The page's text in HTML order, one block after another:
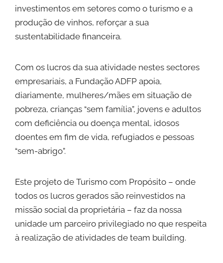
investimentos em setores como o turismo e a
produção de vinhos, reforçar a sua
sustentabilidade financeira.
Com os lucros da sua atividade nestes sectores
empresariais, a Fundação ADFP apoia,
diariamente, mulheres/mães em situação de
pobreza, crianças “sem família”, jovens e adultos
com deficiência ou doença mental, idosos
doentes em fim de vida, refugiados e pessoas
“sem-abrigo”.
Este projeto de Turismo com Propósito – onde
todos os lucros gerados são reinvestidos na
missão social da proprietária – faz da nossa
unidade um parceiro privilegiado no que respeita
à realização de atividades de team building.